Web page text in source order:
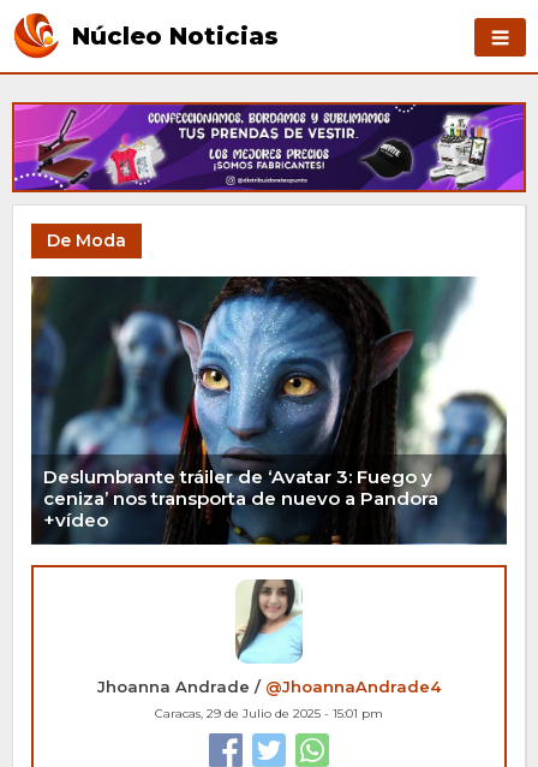
Núcleo Noticias
De Moda
Deslumbrante tráiler de ‘Avatar 3: Fuego y
ceniza’ nos transporta de nuevo a Pandora
+vídeo
Jhoanna Andrade / @JhoannaAndrade4
Caracas, 29 de Julio de 2025 - 15:01 pm